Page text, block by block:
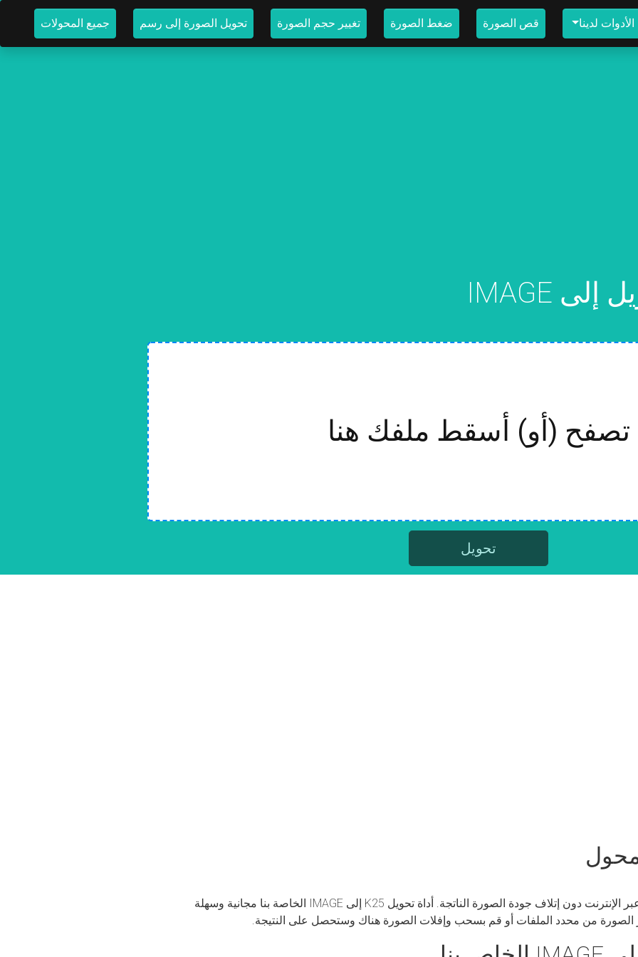
لدينا قص الصورة ضغط الصورة تغيير حجم الصورة تحويل الصورة إلى رسم جميع المحولات
تصفح (أو) أسقط ملفك هنا
تحويل
هذه الأداة لتحويل K25 إلى IMAGE عبر الإنترنت دون إتلاف جودة الصورة الناتجة. أداة تحويل K25 إلى IMAGE الخاصة بنا مجانية وسهلة
الصورة من محدد الملفات أو قم بسحب وإفلات الصورة هناك وستحصل على النتيجة.